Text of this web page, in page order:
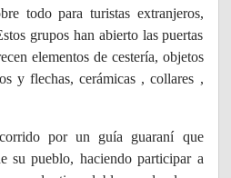
todo para turistas extranjeros,
grupos han abierto las puertas
elementos de cestería, objetos
y flechas, cerámicas , collares ,
por un guía guaraní que
su pueblo, haciendo participar a